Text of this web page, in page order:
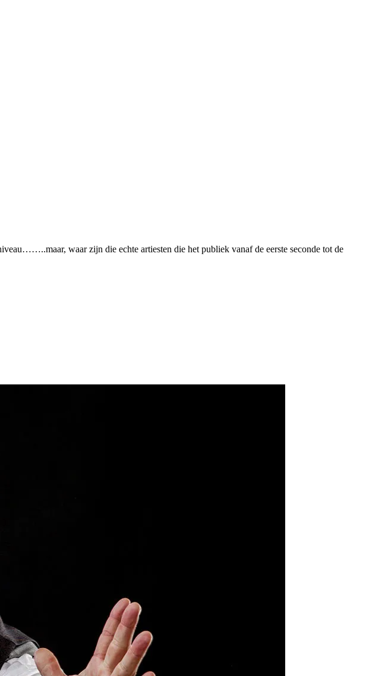
waar zijn die echte artiesten die het publiek vanaf de eerste seconde tot de